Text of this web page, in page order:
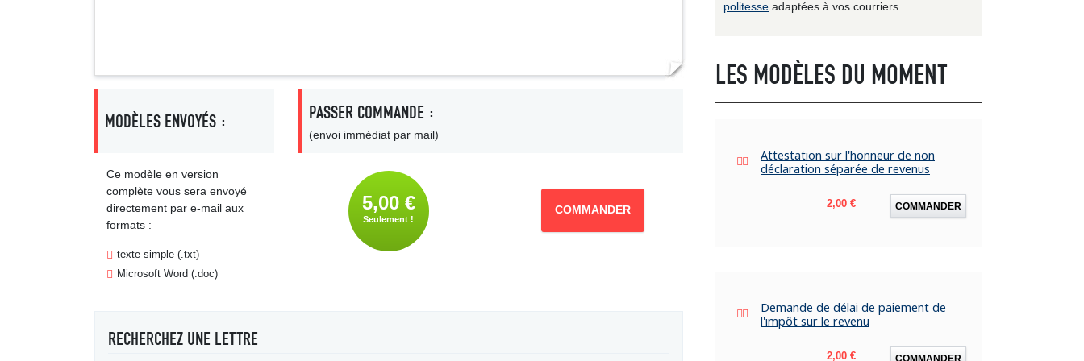
MODÈLES ENVOYÉS :
Ce modèle en version
complète vous sera envoyé
directement par e-mail aux
formats :
texte simple (.txt)
Microsoft Word (.doc)
PASSER COMMANDE :
(envoi immédiat par mail)
5,00 €
Seulement !
COMMANDER
RECHERCHEZ UNE LETTRE
politesse adaptées à vos courriers.
LES MODÈLES DU MOMENT
Attestation sur l'honneur de non
déclaration séparée de revenus
Prix
2,00 € COMMANDER
Demande de délai de paiement de
l'impôt sur le revenu
Prix
2,00 € COMMANDER